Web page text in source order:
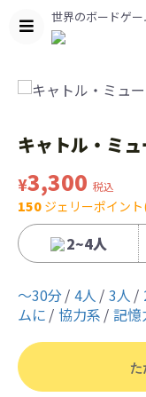
世界のボードゲ
キャトル・ミ
¥3,300 税込
150 ジェリーポイン
2~4人
〜30分 4人 3人
ムに
協力系 記憶
た